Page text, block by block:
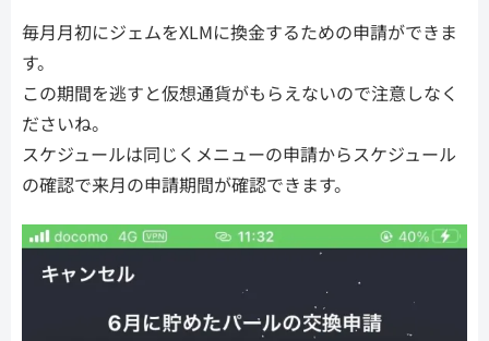
毎月月初にジェムをXLMに換金するための申請ができま
す。
この期間を逃すと仮想通貨がもらえないので注意しなく
ださいね。
スケジュールは同じくメニューの申請からスケジュール
の確認で来月の申請期間が確認できます。